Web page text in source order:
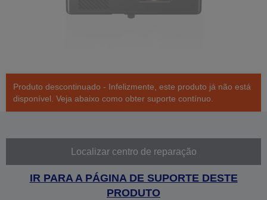
Produto descontinuado - Infelizmente, este produto já não está
disponível. Veja abaixo como obter suporte contínuo.
Localizar centro de reparação
IR PARA A PÁGINA DE SUPORTE DESTE
PRODUTO